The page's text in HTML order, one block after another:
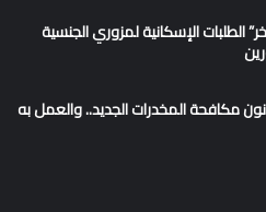
الطلبات الإسكانية لمزوري الجنسية
مكافحة المخدرات الجديد.. والعمل به